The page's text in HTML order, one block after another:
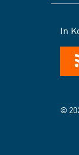
In
©